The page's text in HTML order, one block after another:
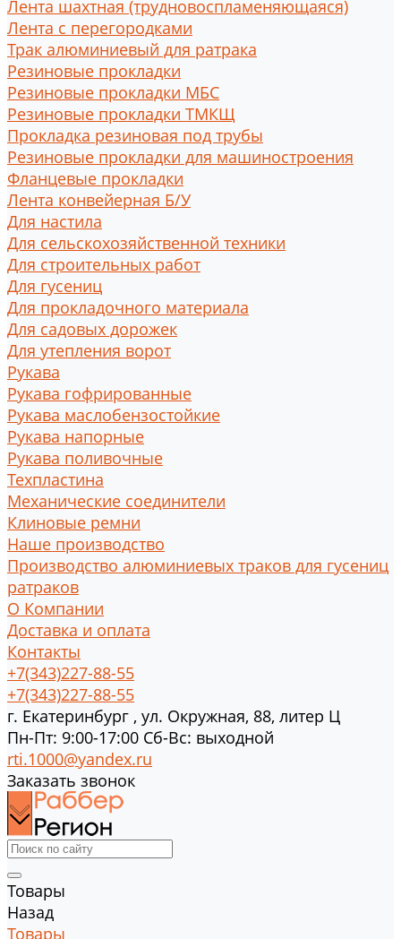
Лента шахтная (трудновоспламеняющаяся)
Лента с перегородками
Трак алюминиевый для ратрака
Резиновые прокладки
Резиновые прокладки МБС
Резиновые прокладки ТМКЩ
Прокладка резиновая под трубы
Резиновые прокладки для машиностроения
Фланцевые прокладки
Лента конвейерная Б/У
Для настила
Для сельскохозяйственной техники
Для строительных работ
Для гусениц
Для прокладочного материала
Для садовых дорожек
Для утепления ворот
Рукава
Рукава гофрированные
Рукава маслобензостойкие
Рукава напорные
Рукава поливочные
Техпластина
Механические соединители
Клиновые ремни
Наше производство
Производство алюминиевых траков для гусениц
ратраков
О Компании
Доставка и оплата
Контакты
+7(343)227-88-55
+7(343)227-88-55
г. Екатеринбург , ул. Окружная, 88, литер Ц
Пн-Пт: 9:00-17:00 Cб-Вс: выходной
rti.1000@yandex.ru
Заказать звонок
Товары
Назад
Товары